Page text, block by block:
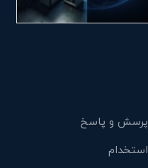
پرسش و پاسخ
استخدام